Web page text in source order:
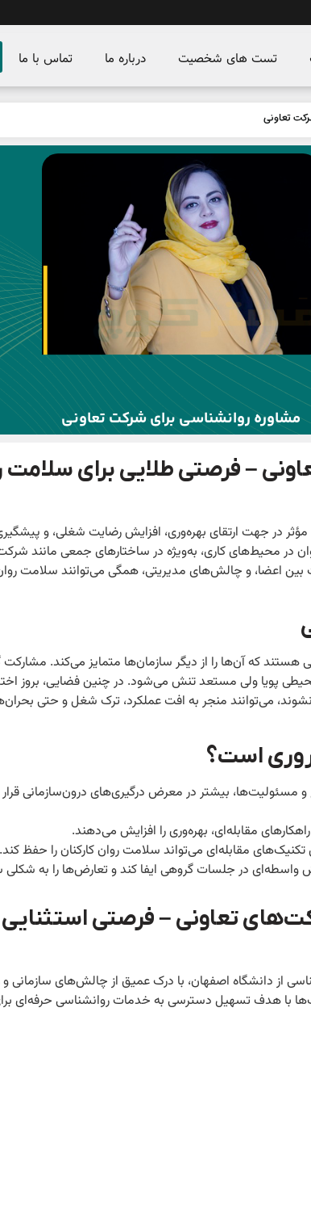
تست های شخصیت درباره ما تماس با ما
تعاونی
مشاوره روانشناسی برای شرکت تعاونی
– فرصتی طلایی برای سلامت
مؤثر در جهت ارتقای بهره‌وری، افزایش رضایت شغلی، و
در محیط‌های کاری، به‌ویژه در ساختارهای جمعی مانند
اعضا، و چالش‌های مدیریتی، همگی می‌توانند سلامت
هستند که آن‌ها را از دیگر سازمان‌ها متمایز می‌کند.
پویا ولی مستعد تنش می‌شود. در چنین فضایی، بروز
می‌توانند منجر به افت عملکرد، ترک شغل و حتی
است؟
مسئولیت‌ها، بیشتر در معرض درگیری‌های درون‌سازمانی قرار
مقابله‌ای، بهره‌وری را افزایش می‌دهند.
مقابله‌ای می‌تواند سلامت روان کارکنان را حفظ کند.
در جلسات گروهی ایفا کند و تعارض‌ها را به شکلی
تعاونی – فرصتی استثنایی
دانشگاه اصفهان، با درک عمیق از چالش‌های سازمانی و
با هدف تسهیل دسترسی به خدمات روانشناسی حرفه‌ای